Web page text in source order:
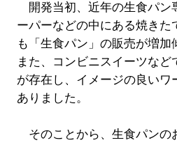
開発当初、近年の生食パン
ーパーなどの中にある焼きた
も「生食パン」の販売が増加
また、コンビニスイーツなど
が存在し、イメージの良いワ
ありました。
そのことから、生食パンの